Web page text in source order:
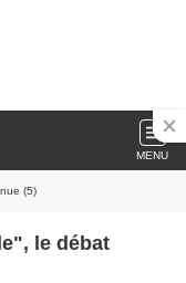
MENU
(5)
le débat